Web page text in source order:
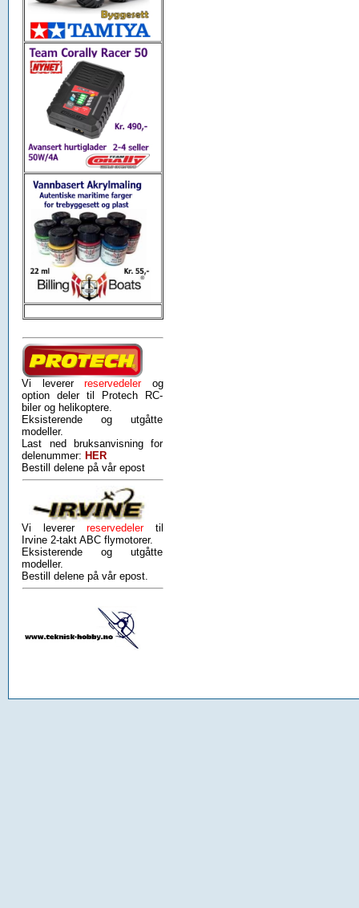
Vi levererreservedelerog
option deler til Protech RC-
biler og helikoptere.
Eksisterende og utgåtte
modeller.
Last ned bruksanvisning for
delenummer: HER
Bestill delene på vår epost
Vi leverer reservedelertil
Irvine 2-takt ABC flymotorer.
Eksisterende og utgåtte
modeller.
Bestill delene på vår epost.